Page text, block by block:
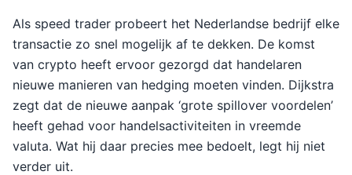
Als speed trader probeert het Nederlandse bedrijf elke
transactie zo snel mogelijk af te dekken. De komst
van crypto heeft ervoor gezorgd dat handelaren
nieuwe manieren van hedging moeten vinden. Dijkstra
zegt dat de nieuwe aanpak ‘grote spillover voordelen’
heeft gehad voor handelsactiviteiten in vreemde
valuta. Wat hij daar precies mee bedoelt, legt hij niet
verder uit.